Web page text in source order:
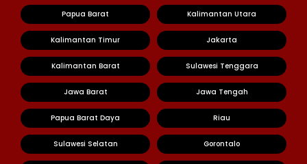
Papua Barat Kalimantan Utara
Kalimantan Timur Jakarta
Kalimantan Barat Sulawesi Tenggara
Jawa Barat Jawa Tengah
Papua Barat Daya Riau
Sulawesi Selatan Gorontalo